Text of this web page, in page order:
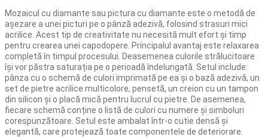
Mozaicul cu diamante sau pictura cu diamante este o metodă de
așezare a unei picturi pe o pânză adezivă, folosind strasuri mici
acrilice. Acest tip de creativitate nu necesită mult efort și timp
pentru crearea unei capodopere. Principalul avantaj este relaxarea
completă în timpul procesului. Deasemenea culorile strălucitoare
îşi vor păstra saturația pe o perioadă îndelungată. Setul include:
pânza cu o schemă de culori imprimată pe ea și o bază adezivă, un
set de pietre acrilice multicolore, pensetă, un creion cu un tampon
din silicon și o placă mică pentru lucrul cu pietre. De asemenea,
fiecare schemă conține o listă de culori cu numere și simboluri
corespunzătoare. Setul este ambalat într-o cutie densă și
elegantă, care protejează toate componentele de deteriorare.